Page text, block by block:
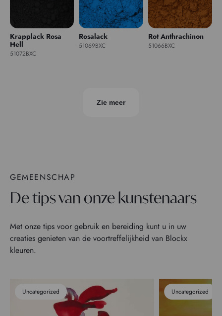
Krapplack Rosa
Hell
51072BXC
Rosalack
51069BXC
Rot Anthrachinon
51066BXC
Zie meer
GEMEENSCHAP
De tips van onze kunstenaars
Met onze tips voor gebruik en bereiding kunt u in uw
creaties genieten van de voortreffelijkheid van Blockx
kleuren.
Uncategorized Uncategorized